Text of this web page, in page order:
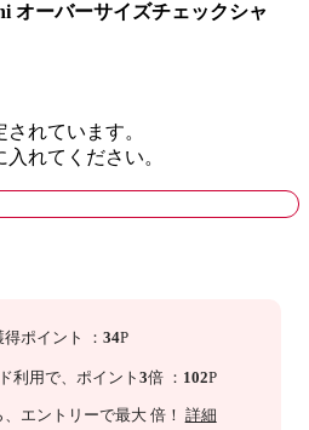
オーバーサイズチェックシャ
れています。
れてください。
ポイント ： 34P
利用で、 ポイント 3倍 ： 102P
、エントリーで最大 倍！ 詳細